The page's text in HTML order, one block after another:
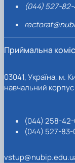
(044) 527-
Приймальна
03041, Україна, м.
навчальний
(044) 258-
(044) 527-83-